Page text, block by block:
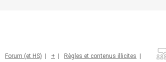
Forum (et HS) + Règles et contenus illicites